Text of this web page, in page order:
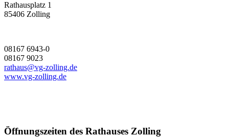
Rathausplatz 1
85406 Zolling
08167 6943-0
08167 9023
rathaus@vg-zolling.de
www.vg-zolling.de
Öffnungszeiten des Rathauses Zolling